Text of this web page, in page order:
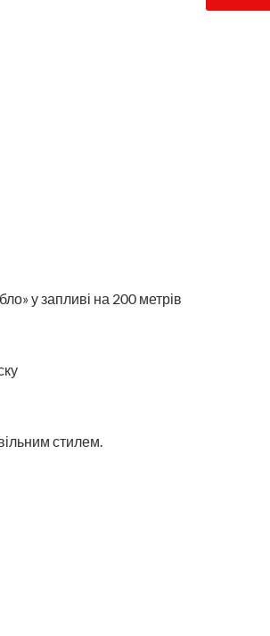
у запливі на 200 метрів
стилем.